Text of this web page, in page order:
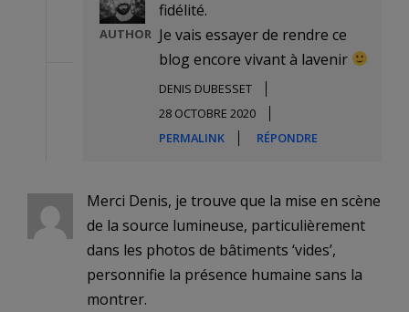
AUTHOR
fidélité.
Je vais essayer de rendre ce
blog encore vivant à lavenir
DENIS DUBESSET
28 OCTOBRE 2020
PERMALINK
RÉPONDRE
Merci Denis, je trouve que la mise en scène
de la source lumineuse, particulièrement
dans les photos de bâtiments ‘vides’,
personnifie la présence humaine sans la
montrer.